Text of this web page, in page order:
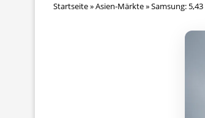
Startseite»Asien-Märkte»Samsung: